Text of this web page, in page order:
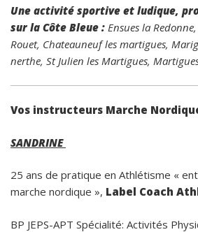
Une activité sportive et ludique,
sur la Côte Bleue : Ensues la
Rouet, Chateauneuf les martigues,
nerthe, St Julien les Martigues,
Vos instructeurs Marche
SANDRINE
25 ans de pratique en Athlétisme «
marche nordique », Label Coach
BP JEPS-APT Spécialité: Activités